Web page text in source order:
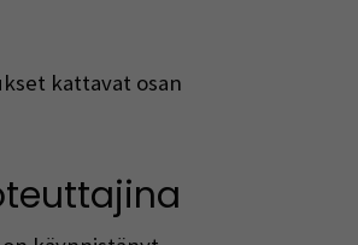
kattavat osan